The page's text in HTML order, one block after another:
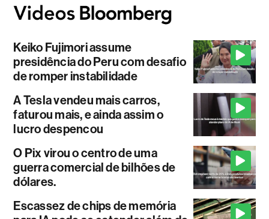
Keiko Fujimori assume
presidência do Peru com desafio
de romper instabilidade
A Tesla vendeu mais carros,
faturou mais, e ainda assim o
lucro despencou
O Pix virou o centro de uma
guerra comercial de bilhões de
dólares.
Escassez de chips de memória